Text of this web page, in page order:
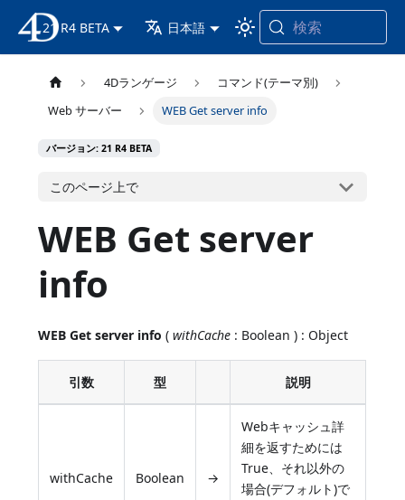
4D ドキュメンテーション
21 R4 BETA 日本語 検索
4Dランゲージ
コマンド(テーマ別)
Web サーバー
WEB Get server info
バージョン: 21 R4 BETA
このページ上で
WEB Get server
info
WEB Get server info (withCache : Boolean ) : Object
引数 型 説明
withCache Boolean →
Webキャッシュ詳
細を返すためには
True、それ以外の
場合(デフォルト)で